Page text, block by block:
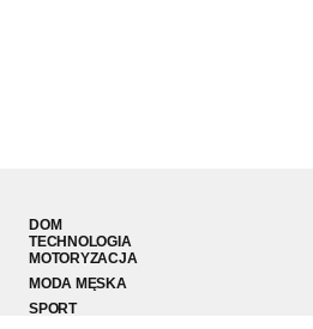
DOM
TECHNOLOGIA
MOTORYZACJA
MODA MĘSKA
SPORT